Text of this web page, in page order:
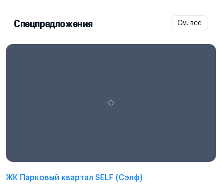
Спецпредложения См. все
ЖК Парковый квартал SELF (Сэлф)